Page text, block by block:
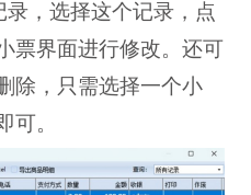
，选择这个记录，点
票界面进行修改。还可
除，只需选择一个小
。